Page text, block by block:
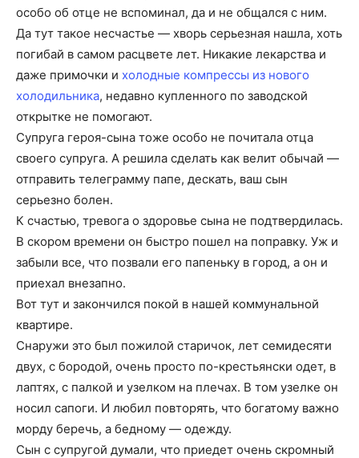
особо об отце не вспоминал, да и не общался с ним.
Да тут такое несчастье — хворь серьезная нашла, хоть
погибай в самом расцвете лет. Никакие лекарства и
даже примочки и холодные компрессы из нового
холодильника, недавно купленного по заводской
открытке не помогают.
Супруга героя-сына тоже особо не почитала отца
своего супруга. А решила сделать как велит обычай —
отправить телеграмму папе, дескать, ваш сын
серьезно болен.
К счастью, тревога о здоровье сына не подтвердилась.
В скором времени он быстро пошел на поправку. Уж и
забыли все, что позвали его папеньку в город, а он и
приехал внезапно.
Вот тут и закончился покой в нашей коммунальной
квартире.
Снаружи это был пожилой старичок, лет семидесяти
двух, с бородой, очень просто по-крестьянски одет, в
лаптях, с палкой и узелком на плечах. В том узелке он
носил сапоги. И любил повторять, что богатому важно
морду беречь, а бедному — одежду.
Сын с супругой думали, что приедет очень скромный